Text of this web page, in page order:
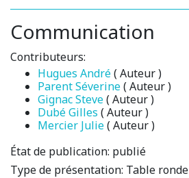
Communication
Contributeurs:
Hugues André( Auteur )
Parent Séverine( Auteur )
Gignac Steve( Auteur )
Dubé Gilles ( Auteur )
Mercier Julie( Auteur )
État de publication: publié
Type de présentation: Table ronde